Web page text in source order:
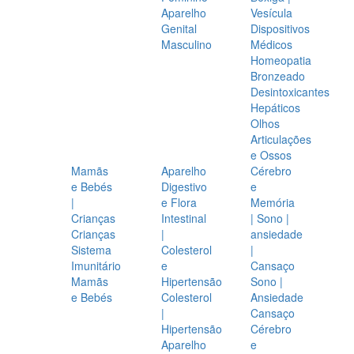
Aparelho
Genital
Masculino
Vesícula
Dispositivos
Médicos
Homeopatia
Bronzeado
Desintoxicantes
Hepáticos
Olhos
Articulações
e Ossos
Mamãs
e Bebés
|
Crianças
Crianças
Sistema
Imunitário
Mamãs
e Bebés
Aparelho
Digestivo
e Flora
Intestinal
|
Colesterol
e
Hipertensão
Colesterol
|
Hipertensão
Aparelho
Cérebro
e
Memória
| Sono |
ansiedade
|
Cansaço
Sono |
Ansiedade
Cansaço
Cérebro
e